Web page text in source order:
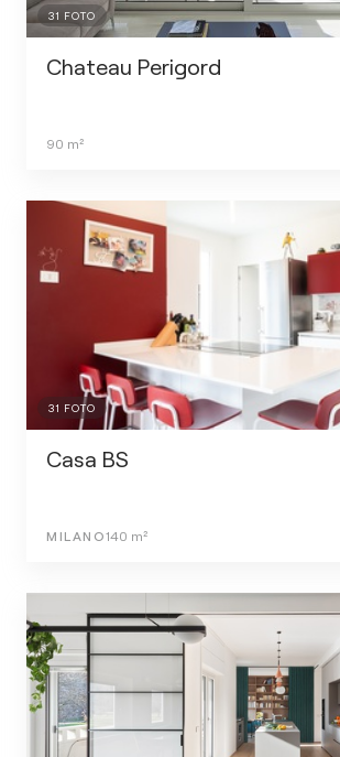
31 FOTO
Chateau Perigord
90 m²
31 FOTO
Casa BS
MILANO140 m²